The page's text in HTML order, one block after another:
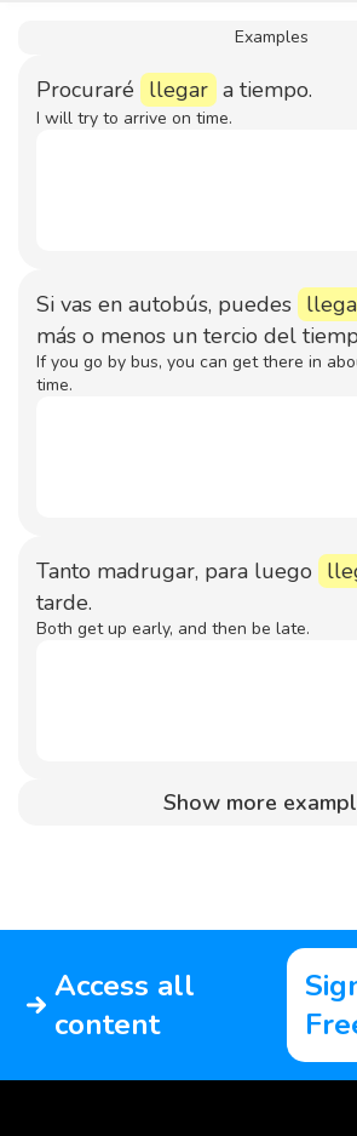
Examples
Procuraré llegar a tiempo.
I will try to arrive on time.
Si vas en autobús, puedes
más o menos un tercio del
If you go by bus, you can get there in
time.
Tanto madrugar, para luego
tarde.
Both get up early, and then be late.
Show more
Access all
content